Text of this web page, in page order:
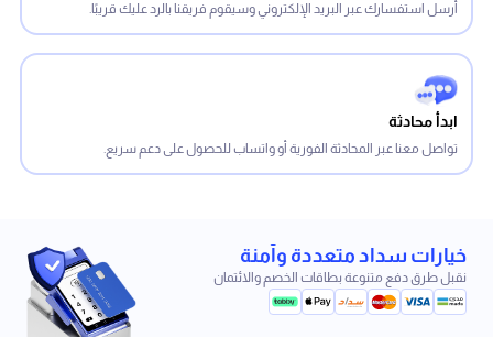
أرسل استفسارك عبر البريد الإلكتروني وسيقوم فريقنا بالرد عليك قريبًا.
ابدأ محادثة
تواصل معنا عبر المحادثة الفورية أو واتساب للحصول على دعم سريع.
خيارات سداد متعددة وآمنة
نقبل طرق دفع متنوعة بطاقات الخصم والائتمان